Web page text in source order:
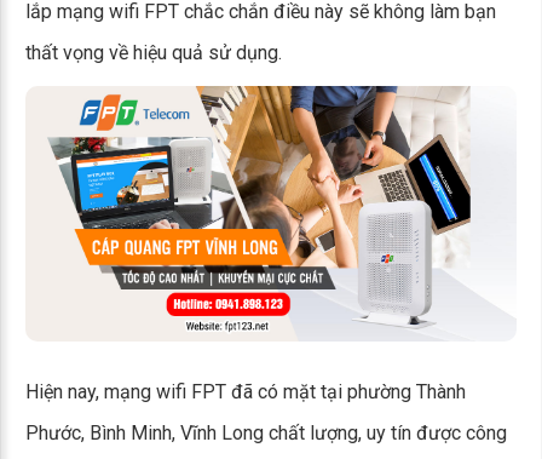
lắp mạng wifi FPT chắc chắn điều này sẽ không làm bạn
thất vọng về hiệu quả sử dụng.
Hiện nay, mạng wifi FPT đã có mặt tại phường Thành
Phước, Bình Minh, Vĩnh Long chất lượng, uy tín được công